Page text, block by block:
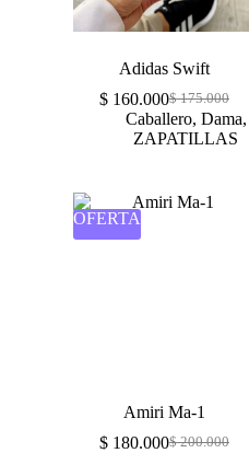
Adidas Swift
$175.000
$160.000
Caballero, Dama,
ZAPATILLAS
OFERTA
Amiri Ma-1
$200.000
$180.000